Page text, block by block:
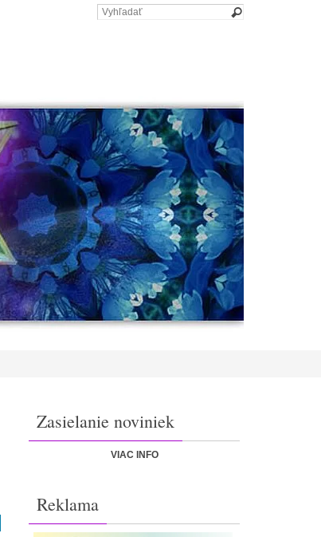
Zasielanie noviniek
VIAC INFO
Reklama